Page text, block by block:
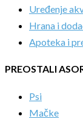
Uređenje
Hrana i
Apoteka i
PREOSTALI
Psi
Mačke